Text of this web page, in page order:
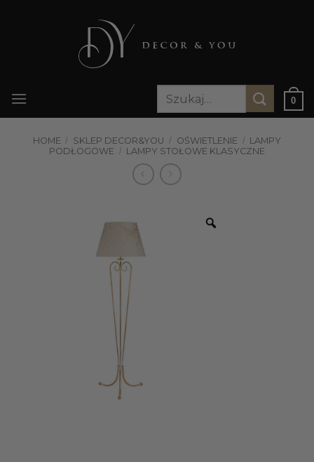
Szukaj:
0
HOME / SKLEP DECOR&YOU / OŚWIETLENIE / LAMPY
PODŁOGOWE / LAMPY STOŁOWE KLASYCZNE